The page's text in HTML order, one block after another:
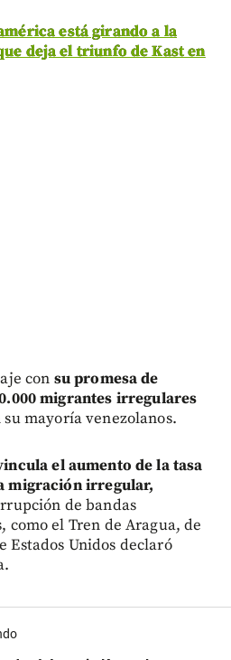
está girando a la
deja el triunfo de Kast en
con su promesa de
migrantes irregulares
su mayoría venezolanos.
el aumento de la tasa
migración irregular,
de bandas
el Tren de Aragua, de
Estados Unidos declaró